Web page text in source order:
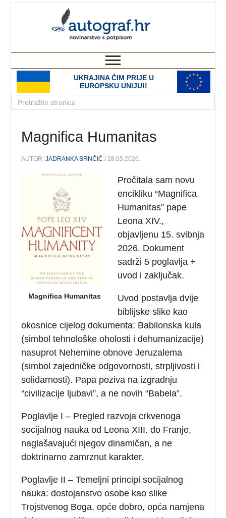
UKRAJINA ČIM PRIJE U
EUROPSKU UNIJU!!
Magnifica Humanitas
AUTOR:JADRANKA BRNČIĆ / 28.05.2026.
Magnifica Humanitas
Pročitala sam novu
encikliku “Magnifica
Humanitas” pape
Leona XIV.,
objavljenu 15. svibnja
2026. Dokument
sadrži 5 poglavlja +
uvod i zaključak.
Uvod postavlja dvije
biblijske slike kao
okosnice cijelog dokumenta: Babilonska kula
(simbol tehnološke oholosti i dehumanizacije)
nasuprot Nehemine obnove Jeruzalema
(simbol zajedničke odgovornosti, strpljivosti i
solidarnosti). Papa poziva na izgradnju
“civilizacije ljubavi”, a ne novih “Babela”.
Poglavlje I – Pregled razvoja crkvenoga
socijalnog nauka od Leona XIII. do Franje,
naglašavajući njegov dinamičan, a ne
doktrinarno zamrznut karakter.
Poglavlje II – Temeljni principi socijalnog
nauka: dostojanstvo osobe kao slike
Trojstvenog Boga, opće dobro, opća namjena